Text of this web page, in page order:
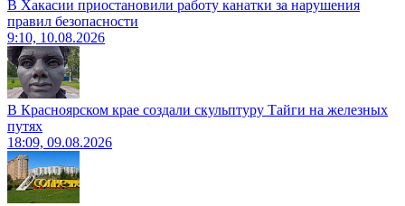
В Хакасии приостановили работу канатки за нарушения
правил безопасности
9:10, 10.08.2026
В Красноярском крае создали скульптуру Тайги на железных
путях
18:09, 09.08.2026